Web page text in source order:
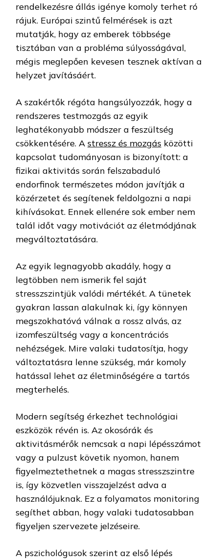
rendelkezésre állás igénye komoly terhet ró
rájuk. Európai szintű felmérések is azt
mutatják, hogy az emberek többsége
tisztában van a probléma súlyosságával,
mégis meglepően kevesen tesznek aktívan a
helyzet javításáért.
A szakértők régóta hangsúlyozzák, hogy a
rendszeres testmozgás az egyik
leghatékonyabb módszer a feszültség
csökkentésére. A stressz és mozgás közötti
kapcsolat tudományosan is bizonyított: a
fizikai aktivitás során felszabaduló
endorfinok természetes módon javítják a
közérzetet és segítenek feldolgozni a napi
kihívásokat. Ennek ellenére sok ember nem
talál időt vagy motivációt az életmódjának
megváltoztatására.
Az egyik legnagyobb akadály, hogy a
legtöbben nem ismerik fel saját
stresszszintjük valódi mértékét. A tünetek
gyakran lassan alakulnak ki, így könnyen
megszokhatóvá válnak a rossz alvás, az
izomfeszültség vagy a koncentrációs
nehézségek. Mire valaki tudatosítja, hogy
változtatásra lenne szükség, már komoly
hatással lehet az életminőségére a tartós
megterhelés.
Modern segítség érkezhet technológiai
eszközök révén is. Az okosórák és
aktivitásmérők nemcsak a napi lépésszámot
vagy a pulzust követik nyomon, hanem
figyelmeztethetnek a magas stresszszintre
is, így közvetlen visszajelzést adva a
használójuknak. Ez a folyamatos monitoring
segíthet abban, hogy valaki tudatosabban
figyeljen szervezete jelzéseire.
A pszichológusok szerint az első lépés